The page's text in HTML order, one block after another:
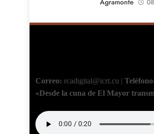
Correo: rcadigital@icrt.cu |
«Desde la cuna de El Mayor